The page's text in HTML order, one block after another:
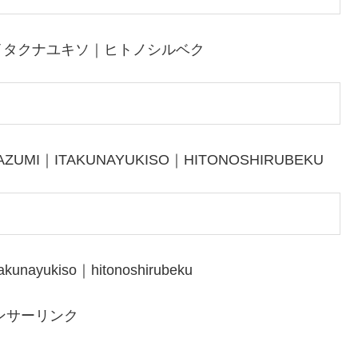
クナユキソ｜ヒトノシルベク
｜ITAKUNAYUKISO｜HITONOSHIRUBEKU
｜hitonoshirubeku
サーリンク